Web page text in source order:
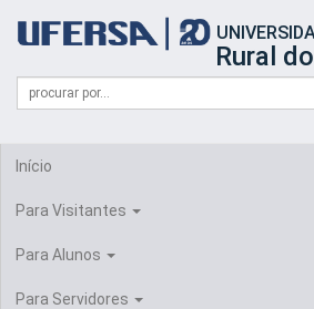
portal
UFERSA
Rural
Formulário
Busca
Campo
de
Início
Para Visitantes
Para Alunos
Para Servidores